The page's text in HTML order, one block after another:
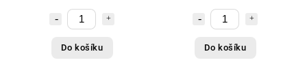
Do košíku Do košíku